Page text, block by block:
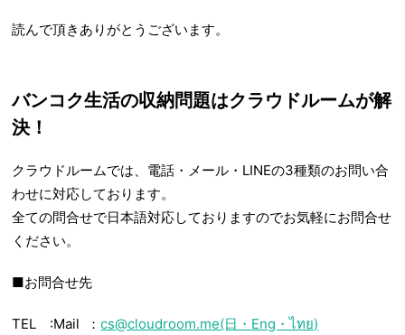
読んで頂きありがとうございます。
バンコク生活の収納問題はクラウドルームが解
決！
クラウドルームでは、電話・メール・LINEの3種類のお問い合
わせに対応しております。
全ての問合せで日本語対応しておりますのでお気軽にお問合せ
ください。
■お問合せ先
TEL :Mail ：cs@cloudroom.me(日・Eng・ไทย)